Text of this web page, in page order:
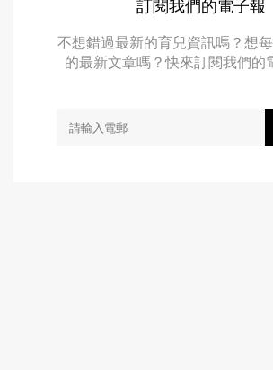
訂閱我們的電子報
不想錯過最新的育兒資訊嗎？想
的最新文章嗎？快來訂閱我們的